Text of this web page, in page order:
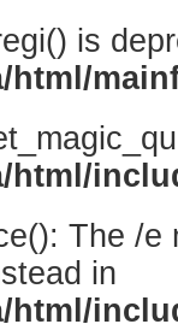
is
html/
html/
The /
in
html/